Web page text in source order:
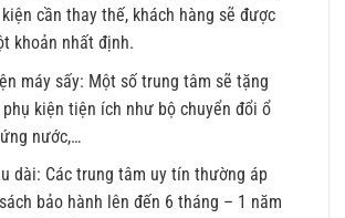
cần thay thế, khách hàng sẽ được
khoản nhất định.
máy sấy: Một số trung tâm sẽ tặng
kiện tiện ích như bộ chuyển đổi ổ
nước,…
dài: Các trung tâm uy tín thường áp
bảo hành lên đến 6 tháng – 1 năm